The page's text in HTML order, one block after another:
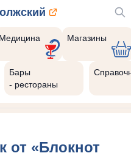
Медицина Магазины
Бары
- рестораны
от «Блокнот